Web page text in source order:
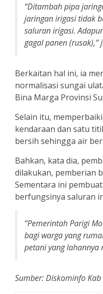
“Ditambah pipa
jaringan irigasi tidak
saluran irigasi.
gagal panen (rusak),”
Berkaitan hal ini, ia
normalisasi sungai
Bina Marga Provinsi
Selain itu,
kendaraan dan satu
bersih sehingga air
Bahkan, kata dia,
dilakukan, pemberian
Sementara ini
berfungsinya saluran
“Pemerintah Parigi
bagi warga yang
petani yang lahannya
Sumber: Diskominfo